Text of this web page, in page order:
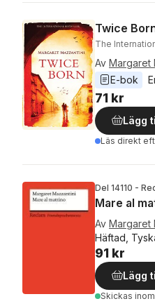
Twice
The
Av Margaret
E-bok
71 kr
Lägg
Läs direkt
Del 14110 -
Mare al
Av Margaret
Häftad,
91 kr
Lägg
Skickas